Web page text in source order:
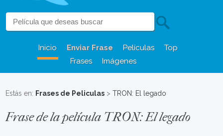
Inicio Enviar Frase Películas
Top
Frases
Imágenes
Estás en: Frases de Peliculas >TRON: El legado
Frase de la película TRON: El legado